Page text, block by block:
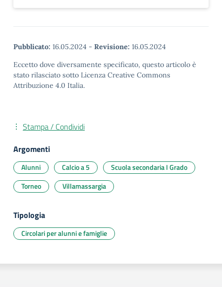
Pubblicato: 16.05.2024 - Revisione: 16.05.2024
Eccetto dove diversamente specificato, questo articolo è
stato rilasciato sotto Licenza Creative Commons
Attribuzione 4.0 Italia.
Stampa / Condividi
Argomenti
Alunni Calcio a 5
Scuola secondaria I Grado
Torneo
Villamassargia
Tipologia
Circolari per alunni e famiglie